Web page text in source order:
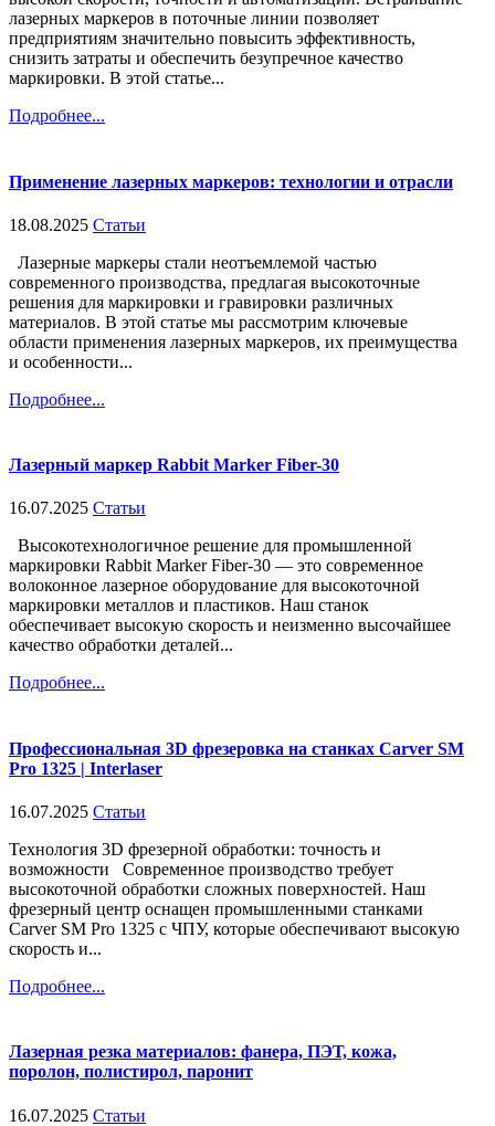
лазерных маркеров в поточные линии позволяет
предприятиям значительно повысить эффективность,
снизить затраты и обеспечить безупречное качество
маркировки. В этой статье...
Подробнее...
Применение лазерных маркеров: технологии и отрасли
18.08.2025 Статьи
Лазерные маркеры стали неотъемлемой частью
современного производства, предлагая высокоточные
решения для маркировки и гравировки различных
материалов. В этой статье мы рассмотрим ключевые
области применения лазерных маркеров, их преимущества
и особенности...
Подробнее...
Лазерный маркер Rabbit Marker Fiber-30
16.07.2025 Статьи
Высокотехнологичное решение для промышленной
маркировки Rabbit Marker Fiber-30 — это современное
волоконное лазерное оборудование для высокоточной
маркировки металлов и пластиков. Наш станок
обеспечивает высокую скорость и неизменно высочайшее
качество обработки деталей...
Подробнее...
Профессиональная 3D фрезеровка на станках Carver SM
Pro 1325 | Interlaser
16.07.2025 Статьи
Технология 3D фрезерной обработки: точность и
возможности Современное производство требует
высокоточной обработки сложных поверхностей. Наш
фрезерный центр оснащен промышленными станками
Carver SM Pro 1325 с ЧПУ, которые обеспечивают высокую
скорость и...
Подробнее...
Лазерная резка материалов: фанера, ПЭТ, кожа,
поролон, полистирол, паронит
16.07.2025 Статьи